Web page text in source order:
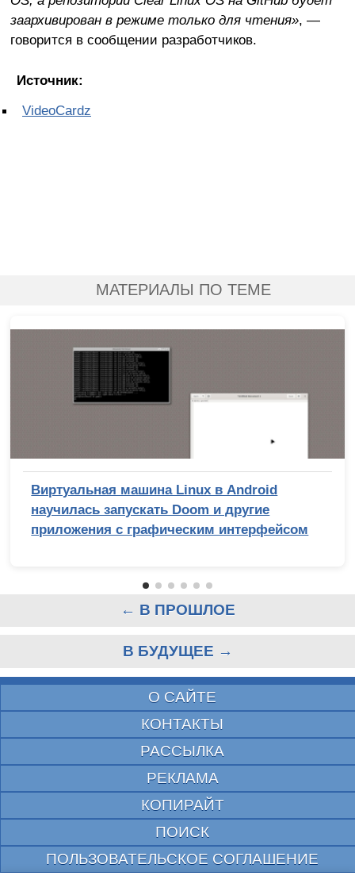
заархивирован в режиме только для чтения», —
говорится в сообщении разработчиков.
Источник:
VideoCardz
МАТЕРИАЛЫ ПО ТЕМЕ
Виртуальная машина Linux в Android
научилась запускать Doom и другие
приложения с графическим интерфейсом
← В ПРОШЛОЕ
В БУДУЩЕЕ →
О САЙТЕ
КОНТАКТЫ
РАССЫЛКА
РЕКЛАМА
КОПИРАЙТ
ПОИСК
ПОЛЬЗОВАТЕЛЬСКОЕ СОГЛАШЕНИЕ